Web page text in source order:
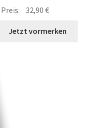
32,90€Aktueller
ist: